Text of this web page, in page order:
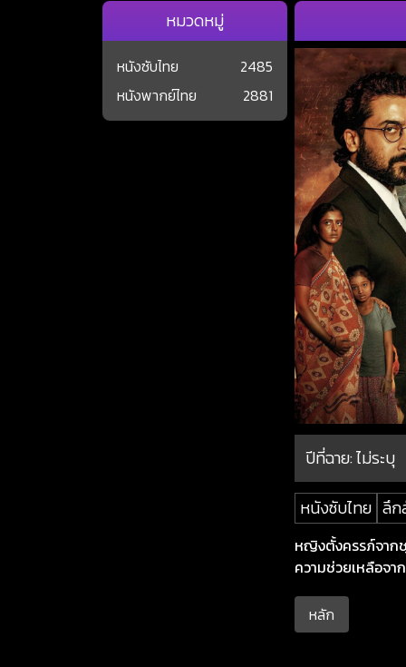
ปีที่ฉาย:ไม่ระบุ
หนังซับไทย ลึ
หญิงตั้งครรภ์จาก
ความช่วยเหลือจา
หลัก
หมวดหมู่
หนังซับไทย
2485
หนังพากย์ไทย
2881